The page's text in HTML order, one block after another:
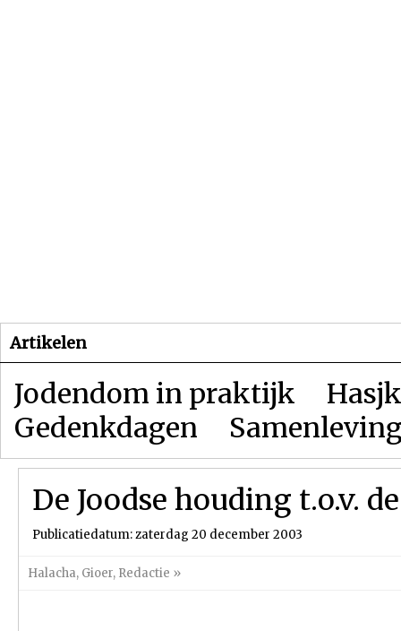
Artikelen
Jodendom in praktijk
Gedenkdagen
De Joodse houding t.o.v.
Publicatiedatum: zaterdag 20 december 2003
Halacha, Gioer, Redactie »